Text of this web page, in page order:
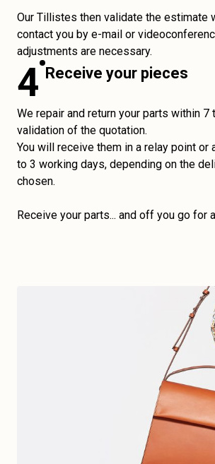
Our Tillistes then validate the estimate
contact you by e-mail or
adjustments are necessary.
4 Receive your pieces
We repair and return your parts within
validation of the quotation.
You will receive them in a relay point or
to 3 working days, depending on the
chosen.
Receive your parts... and off you go for